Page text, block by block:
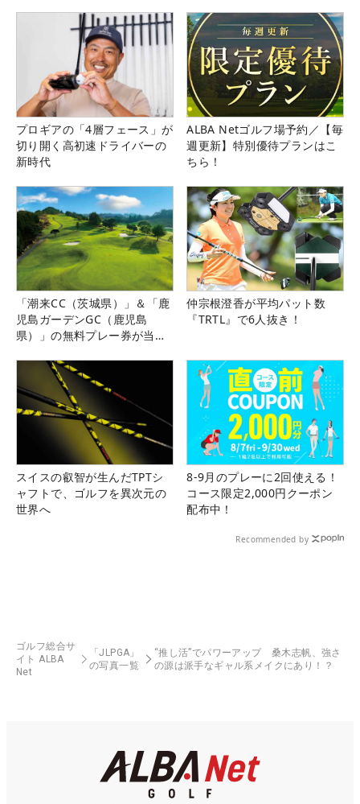
プロギアの「4層フェース」が
切り開く高初速ドライバーの
新時代
ALBA Netゴルフ場予約／【毎
週更新】特別優待プランはこ
ちら！
「潮来CC（茨城県）」＆「鹿
児島ガーデンGC（鹿児島
県）」の無料プレー券が当た
仲宗根澄香が平均パット数
『TRTL』で6人抜き！
スイスの叡智が生んだTPTシ
ャフトで、ゴルフを異次元の
世界へ
8-9月のプレーに2回使える！
コース限定2,000円クーポン
配布中！
Recommended by
ゴルフ総合サ
イト ALBA
Net
「JLPGA」
の写真一覧
“推し活”でパワーアップ 桑木志帆、強さ
の源は派手なギャル系メイクにあり！？